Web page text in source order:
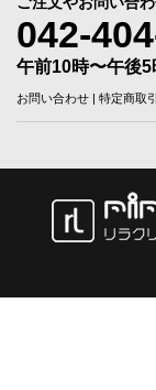
042-
午前10時〜午後5
お問い合わせ| 特定商取